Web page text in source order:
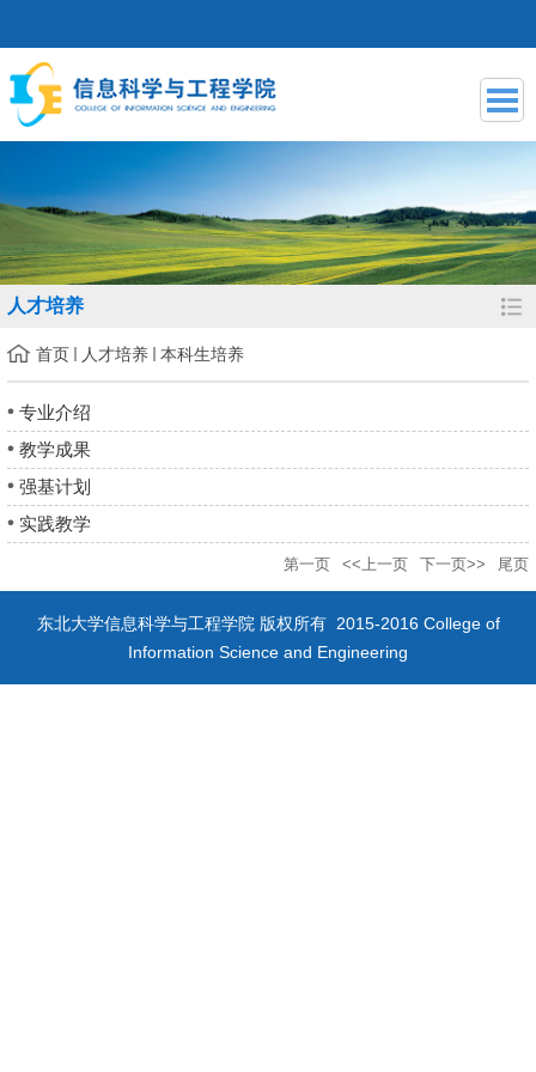
人才培养
首页 人才培养 本科生培养
专业介绍
教学成果
强基计划
实践教学
第一页 <<上一页 下一页>> 尾页
东北大学信息科学与工程学院 版权所有 2015-2016 College of
Information Science and Engineering